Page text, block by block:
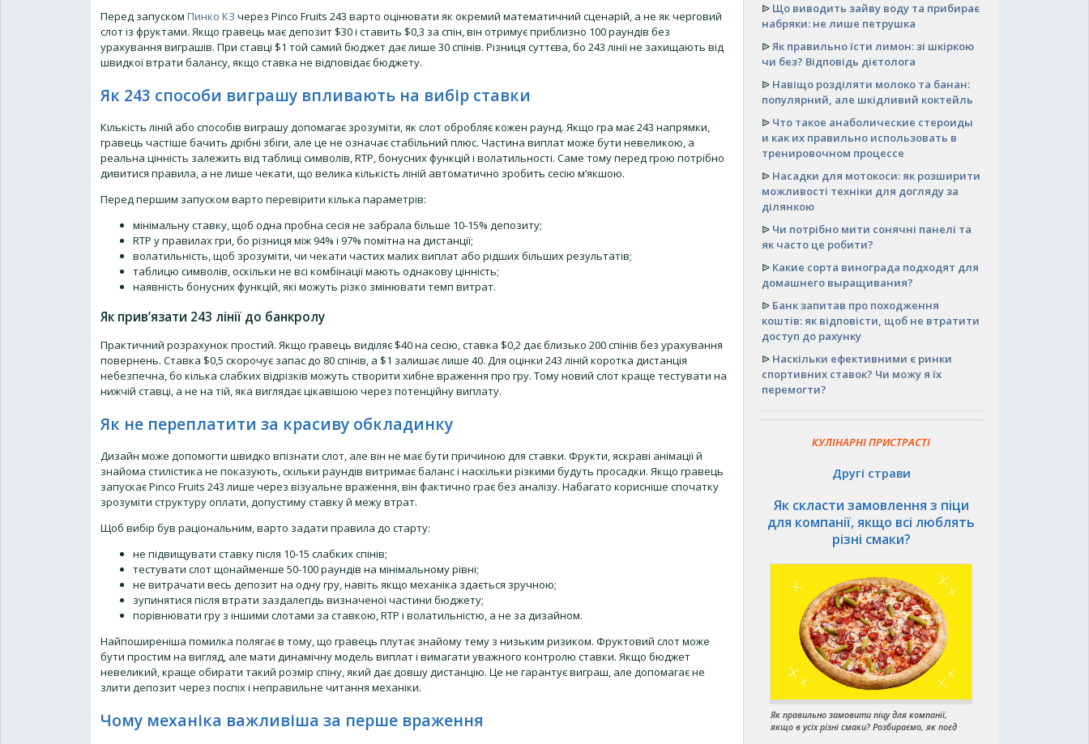
Перед запуском Пинко КЗ через Pinco Fruits 243 варто оцінювати як окремий математичний сценарій, а не як черговий
слот із фруктами. Якщо гравець має депозит $30 і ставить $0,3 за спін, він отримує приблизно 100 раундів без
урахування виграшів. При ставці $1 той самий бюджет дає лише 30 спінів. Різниця суттєва, бо 243 лінії не захищають від
швидкої втрати балансу, якщо ставка не відповідає бюджету.
Як 243 способи виграшу впливають на вибір ставки
Кількість ліній або способів виграшу допомагає зрозуміти, як слот обробляє кожен раунд. Якщо гра має 243 напрямки,
гравець частіше бачить дрібні збіги, але це не означає стабільний плюс. Частина виплат може бути невеликою, а
реальна цінність залежить від таблиці символів, RTP, бонусних функцій і волатильності. Саме тому перед грою потрібно
дивитися правила, а не лише чекати, що велика кількість ліній автоматично зробить сесію м’якшою.
Перед першим запуском варто перевірити кілька параметрів:
мінімальну ставку, щоб одна пробна сесія не забрала більше 10-15% депозиту;
RTP у правилах гри, бо різниця між 94% і 97% помітна на дистанції;
волатильність, щоб зрозуміти, чи чекати частих малих виплат або рідших більших результатів;
таблицю символів, оскільки не всі комбінації мають однакову цінність;
наявність бонусних функцій, які можуть різко змінювати темп витрат.
Як прив’язати 243 лінії до банкролу
Практичний розрахунок простий. Якщо гравець виділяє $40 на сесію, ставка $0,2 дає близько 200 спінів без урахування
повернень. Ставка $0,5 скорочує запас до 80 спінів, а $1 залишає лише 40. Для оцінки 243 ліній коротка дистанція
небезпечна, бо кілька слабких відрізків можуть створити хибне враження про гру. Тому новий слот краще тестувати на
нижчій ставці, а не на тій, яка виглядає цікавішою через потенційну виплату.
Як не переплатити за красиву обкладинку
Дизайн може допомогти швидко впізнати слот, але він не має бути причиною для ставки. Фрукти, яскраві анімації й
знайома стилістика не показують, скільки раундів витримає баланс і наскільки різкими будуть просадки. Якщо гравець
запускає Pinco Fruits 243 лише через візуальне враження, він фактично грає без аналізу. Набагато корисніше спочатку
зрозуміти структуру оплати, допустиму ставку й межу втрат.
Щоб вибір був раціональним, варто задати правила до старту:
не підвищувати ставку після 10-15 слабких спінів;
тестувати слот щонайменше 50-100 раундів на мінімальному рівні;
не витрачати весь депозит на одну гру, навіть якщо механіка здається зручною;
зупинятися після втрати заздалегідь визначеної частини бюджету;
порівнювати гру з іншими слотами за ставкою, RTP і волатильністю, а не за дизайном.
Найпоширеніша помилка полягає в тому, що гравець плутає знайому тему з низьким ризиком. Фруктовий слот може
бути простим на вигляд, але мати динамічну модель виплат і вимагати уважного контролю ставки. Якщо бюджет
невеликий, краще обирати такий розмір спіну, який дає довшу дистанцію. Це не гарантує виграш, але допомагає не
злити депозит через поспіх і неправильне читання механіки.
Чому механіка важливіша за перше враження
ᐉ Що виводить зайву воду та прибирає
набряки: не лише петрушка
ᐉЯк правильно їсти лимон: зі шкіркою
чи без? Відповідь дієтолога
ᐉ Навіщо розділяти молоко та банан:
популярний, але шкідливий коктейль
ᐉ Что такое анаболические стероиды
и как их правильно использовать в
тренировочном процессе
ᐉ Насадки для мотокоси: як розширити
можливості техніки для догляду за
ділянкою
ᐉ Чи потрібно мити сонячні панелі та
як часто це робити?
ᐉ Какие сорта винограда подходят для
домашнего выращивания?
ᐉ Банк запитав про походження
коштів: як відповісти, щоб не втратити
доступ до рахунку
ᐉ Наскільки ефективними є ринки
спортивних ставок? Чи можу я їх
перемогти?
КУЛІНАРНІ ПРИСТРАСТІ
Другі страви
Як скласти замовлення з піци
для компанії, якщо всі люблять
різні смаки?
Як правильно замовити піцу для компанії,
якщо в усіх різні смаки? Розбираємо, як поєд